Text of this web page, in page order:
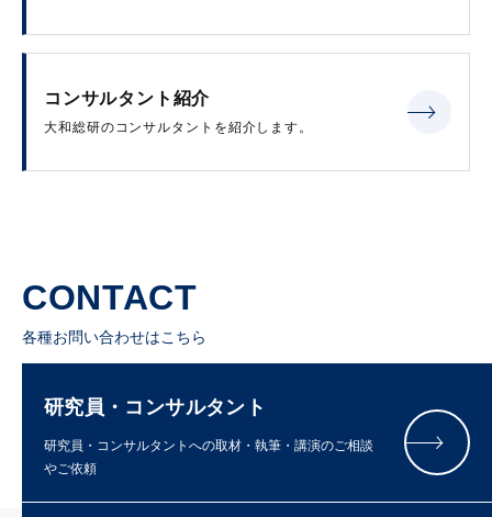
コンサルタント紹介
大和総研のコンサルタントを紹介します。
CONTACT
各種お問い合わせはこちら
研究員・コンサルタント
研究員・コンサルタントへの取材・執筆・講演のご相談
やご依頼